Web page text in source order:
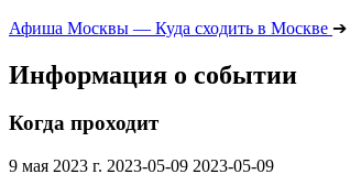
Афиша Москвы — Куда сходить в Москве ➔
Информация о событии
Когда проходит
9 мая 2023 г. 2023-05-09 2023-05-09